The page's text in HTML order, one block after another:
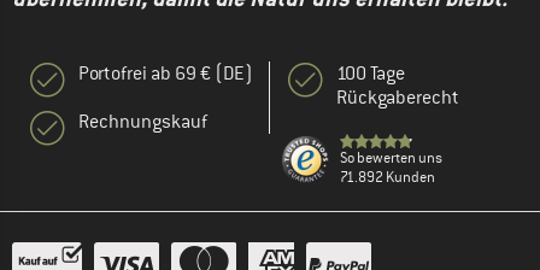
Portofrei ab 69 € (DE)
Rechnungskauf
100 Tage
Rückgaberecht
So bewerten uns
71.892 Kunden